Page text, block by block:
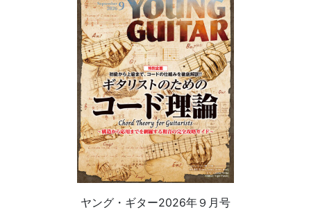
ヤング・ギター2026年９月号